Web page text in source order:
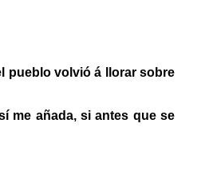
pueblo volvió á llorar sobre
me añada, si antes que se